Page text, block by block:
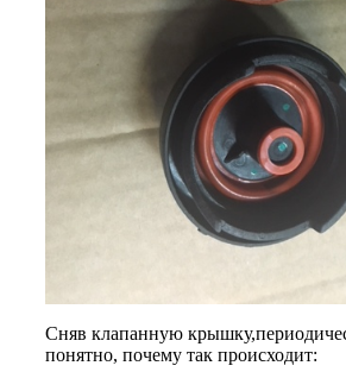
Сняв клапанную
понятно, почему так происходит: